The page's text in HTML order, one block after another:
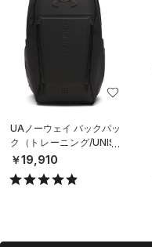
UAノーウェイ バックパッ
ク（トレーニング/UNISE
X）
￥19,910